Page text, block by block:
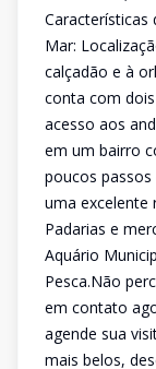
Características
Mar:
calçadão e à
conta com
acesso aos
em um bairro
poucos
uma excelente
Padarias e
Aquário
Pesca.Não
em contato
agende sua
mais belos,